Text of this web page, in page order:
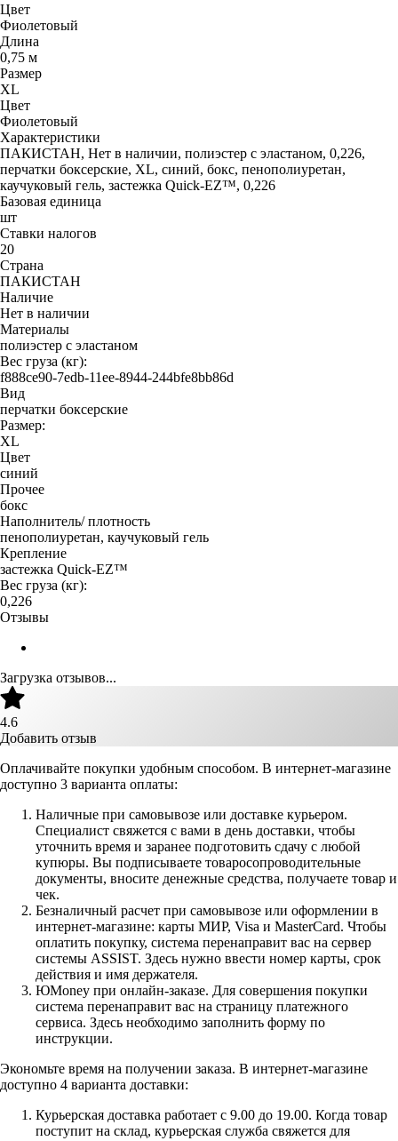
Цвет
Фиолетовый
Длина
0,75 м
Размер
XL
Цвет
Фиолетовый
Характеристики
ПАКИСТАН, Нет в наличии, полиэстер с эластаном, 0,226,
перчатки боксерские, XL, синий, бокс, пенополиуретан,
каучуковый гель, застежка Quick-EZ™, 0,226
Базовая единица
шт
Ставки налогов
20
Страна
ПАКИСТАН
Наличие
Нет в наличии
Материалы
полиэстер с эластаном
Вес груза (кг):
f888ce90-7edb-11ee-8944-244bfe8bb86d
Вид
перчатки боксерские
Размер:
XL
Цвет
синий
Прочее
бокс
Наполнитель/ плотность
пенополиуретан, каучуковый гель
Крепление
застежка Quick-EZ™
Вес груза (кг):
0,226
Отзывы
Загрузка отзывов...
4.6
Добавить отзыв
Оплачивайте покупки удобным способом. В интернет-магазине
доступно 3 варианта оплаты:
Наличные при самовывозе или доставке курьером.
Специалист свяжется с вами в день доставки, чтобы
уточнить время и заранее подготовить сдачу с любой
купюры. Вы подписываете товаросопроводительные
документы, вносите денежные средства, получаете товар и
чек.
Безналичный расчет при самовывозе или оформлении в
интернет-магазине: карты МИР, Visa и MasterCard. Чтобы
оплатить покупку, система перенаправит вас на сервер
системы ASSIST. Здесь нужно ввести номер карты, срок
действия и имя держателя.
ЮMoney при онлайн-заказе. Для совершения покупки
система перенаправит вас на страницу платежного
сервиса. Здесь необходимо заполнить форму по
инструкции.
Экономьте время на получении заказа. В интернет-магазине
доступно 4 варианта доставки:
Курьерская доставка работает с 9.00 до 19.00. Когда товар
поступит на склад, курьерская служба свяжется для